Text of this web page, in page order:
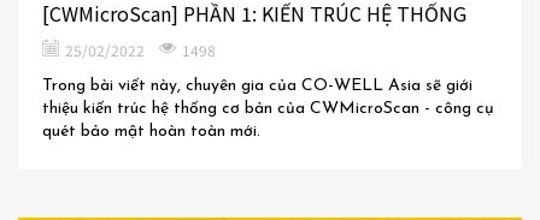
[CWMicroScan] PHẦN 1: KIẾN TRÚC HỆ THỐNG
25/02/2022 1498
Trong bài viết này, chuyên gia của CO-WELL Asia sẽ giới
thiệu kiến trúc hệ thống cơ bản của CWMicroScan - công cụ
quét bảo mật hoàn toàn mới.